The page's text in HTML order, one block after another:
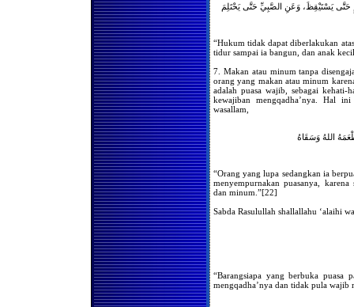
Kapan Dibacakannya Do’a
Istikharah
Shalat Dengan Mengenakan
Pakaian Bergambar
TATA CARA SHALAT DI
PESAWAT
Menjama’ Shalat Dalam
Kondisi Dingin
Menghadap Kiblat Ketika
Buang Air
Hukum Shalat Bergeser Dari
Arah Kiblat
Mendapatkan Najis Di
Pakaian Setelah
Melaksanakan Shalat
Sahkah Shalat Di Masjid
Yang Ada Kuburan Di
Dalamnya?
Doa Atau Dzikir Sebelum
Adzan
Hukum Membaca Shalawat
Kepada Nabi Shallallahu
'Alaihi Wasallam Secara
Berjama’ah Di Setiap Akhir
Shalat
حَتَّى يَسْتَيْقِظَ، وَعَنِ الصَّبِيِّ حَتَّى يَحْتَلِمَ
“Hukum tidak dapat diberlakukan
tidur sampai ia bangun, dan anak
7. Makan atau minum tanpa
orang yang makan atau minum
adalah puasa wajib, sebagai kehati-
kewajiban mengqadha’nya. Hal
wasallam,
اللهُ وَسَقَاهُ
“Orang yang lupa sedangkan ia
menyempurnakan puasanya,
dan minum.”[22]
Sabda Rasulullah shallallahu ‘alaihi
“Barangsiapa yang berbuka puasa
mengqadha’nya dan tidak pula